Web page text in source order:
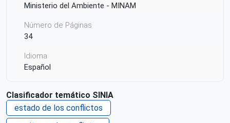
Ministerio del Ambiente - MINAM
Número de Páginas
34
Idioma
Español
Lima
País de origen de la Publicación o Recurso
Clasificador temático SINIA
estado de los conflictos